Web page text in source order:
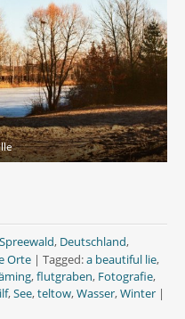
, Deutschland,
Orte | Tagged:a beautiful lie,
,flutgraben, Fotografie,
,See,teltow,Wasser,Winter |